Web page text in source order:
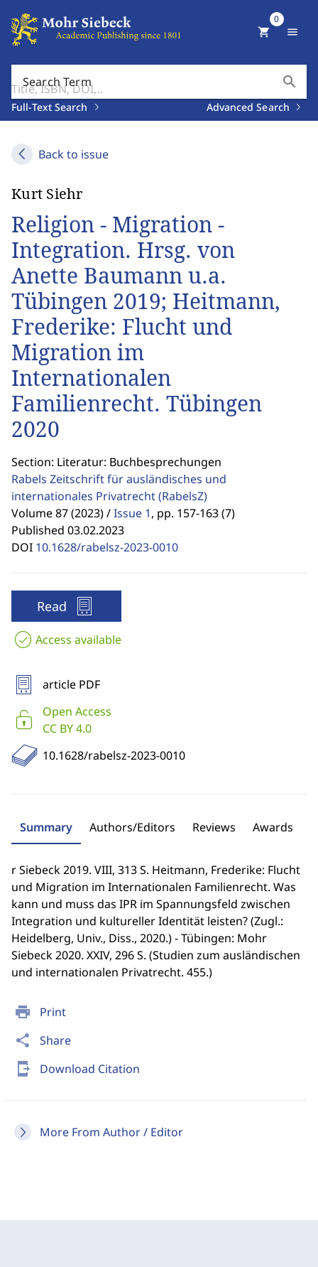
Search Term search
Full-Text Search Advanced Search
shopping_cart
0
menu
Back to issue
print Print
share Share
send_to_mobile Download Citation
More From Author / Editor
Kurt Siehr
Religion - Migration -
Integration. Hrsg. von
Anette Baumann u.a.
Tübingen 2019; Heitmann,
Frederike: Flucht und
Migration im
Internationalen
Familienrecht. Tübingen
2020
Section: Literatur: Buchbesprechungen
Rabels Zeitschrift für ausländisches und
internationales Privatrecht(RabelsZ)
Volume 87 (2023) /Issue 1, pp. 157-163 (7)
Published 03.02.2023
DOI 10.1628/rabelsz-2023-0010
Read
Access available
article PDF
Open Access
CC BY 4.0
10.1628/rabelsz-2023-0010
Summary Authors/Editors Reviews Awards
r Siebeck 2019. VIII, 313 S. Heitmann, Frederike: Flucht
und Migration im Internationalen Familienrecht. Was
kann und muss das IPR im Spannungsfeld zwischen
Integration und kultureller Identität leisten? (Zugl.:
Heidelberg, Univ., Diss., 2020.) - Tübingen: Mohr
Siebeck 2020. XXIV, 296 S. (Studien zum ausländischen
und internationalen Privatrecht. 455.)